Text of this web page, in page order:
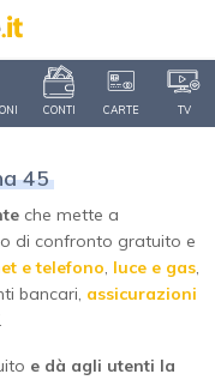
CONTI CARTE TV
45
che mette a
di confronto gratuito e
e telefono, luce e gas,
bancari, assicurazioni
e dà agli utenti la